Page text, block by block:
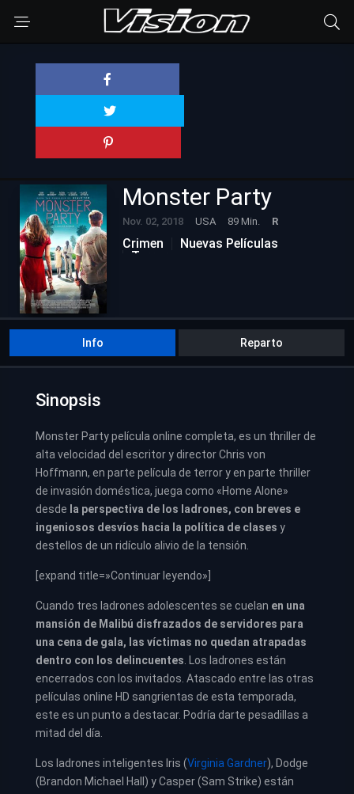
Monster Party
Nov. 02, 2018 USA 89 Min. R
Crimen
Nuevas Películas
Terror
Info Reparto
Sinopsis
Monster Party película online completa, es un thriller de
alta velocidad del escritor y director Chris von
Hoffmann, en parte película de terror y en parte thriller
de invasión doméstica, juega como «Home Alone»
desde la perspectiva de los ladrones, con breves e
ingeniosos desvíos hacia la política de clases y
destellos de un ridículo alivio de la tensión.
[expand title=»Continuar leyendo»]
Cuando tres ladrones adolescentes se cuelan en una
mansión de Malibú disfrazados de servidores para
una cena de gala, las víctimas no quedan atrapadas
dentro con los delincuentes . Los ladrones están
encerrados con los invitados. Atascado entre las otras
películas online HD sangrientas de esta temporada,
este es un punto a destacar. Podría darte pesadillas a
mitad del día.
Los ladrones inteligentes Iris (Virginia Gardner), Dodge
(Brandon Michael Hall) y Casper (Sam Strike) están